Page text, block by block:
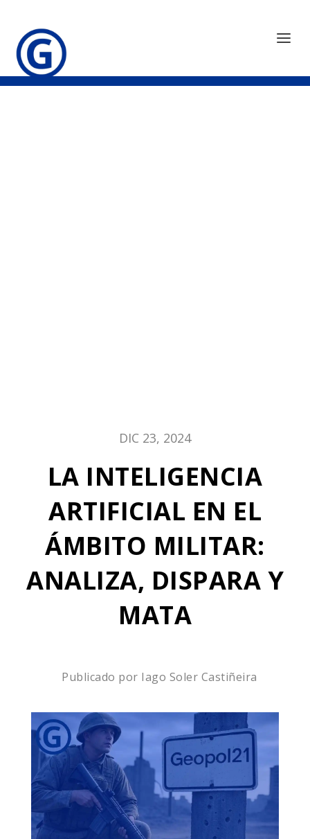
DIC 23, 2024
LA INTELIGENCIA
ARTIFICIAL EN EL
ÁMBITO MILITAR:
ANALIZA, DISPARA Y
MATA
Publicado por Iago Soler Castiñeira